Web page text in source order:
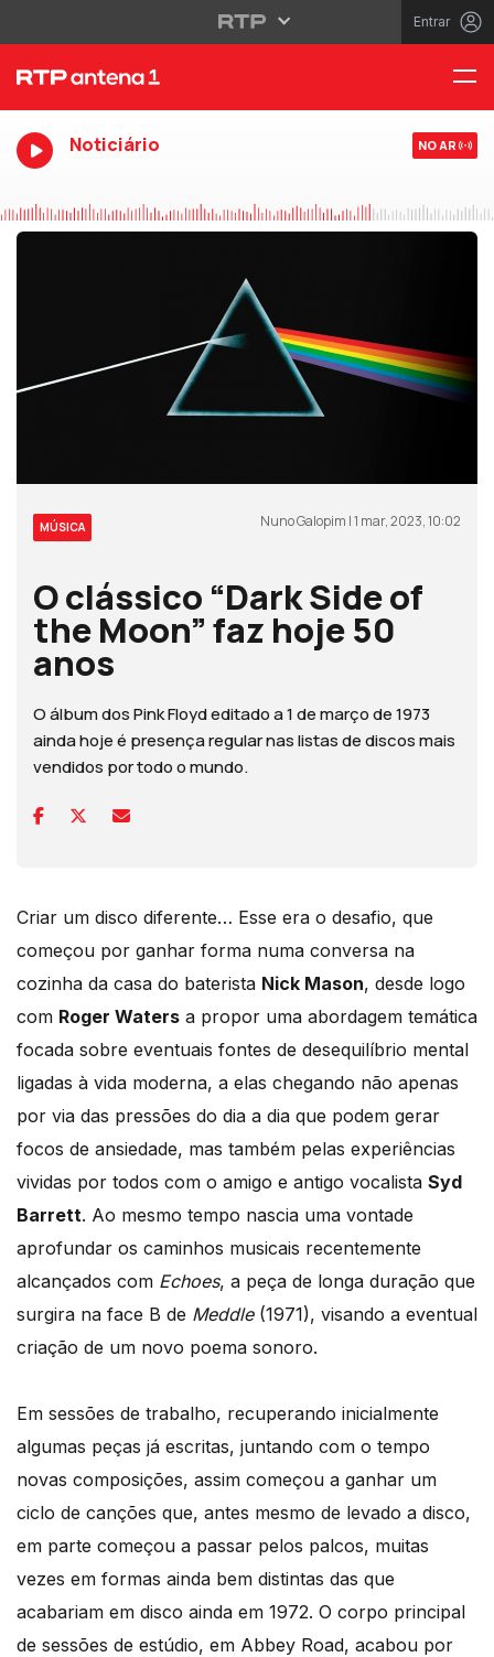
Entrar
Noticiário NO AR
MÚSICA Nuno Galopim | 1 mar, 2023, 10:02
O clássico “Dark Side of
the Moon” faz hoje 50
anos
O álbum dos Pink Floyd editado a 1 de março de 1973
ainda hoje é presença regular nas listas de discos mais
vendidos por todo o mundo.
Criar um disco diferente… Esse era o desafio, que
começou por ganhar forma numa conversa na
cozinha da casa do baterista Nick Mason, desde logo
com Roger Waters a propor uma abordagem temática
focada sobre eventuais fontes de desequilíbrio mental
ligadas à vida moderna, a elas chegando não apenas
por via das pressões do dia a dia que podem gerar
focos de ansiedade, mas também pelas experiências
vividas por todos com o amigo e antigo vocalista Syd
Barrett. Ao mesmo tempo nascia uma vontade
aprofundar os caminhos musicais recentemente
alcançados com Echoes, a peça de longa duração que
surgira na face B de Meddle(1971), visando a eventual
criação de um novo poema sonoro.
Em sessões de trabalho, recuperando inicialmente
algumas peças já escritas, juntando com o tempo
novas composições, assim começou a ganhar um
ciclo de canções que, antes mesmo de levado a disco,
em parte começou a passar pelos palcos, muitas
vezes em formas ainda bem distintas das que
acabariam em disco ainda em 1972. O corpo principal
de sessões de estúdio, em Abbey Road, acabou por